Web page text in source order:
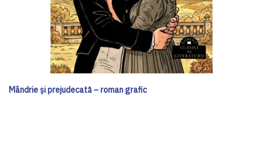
Mândrie și prejudecată – roman grafic